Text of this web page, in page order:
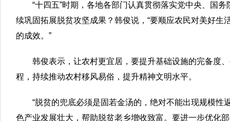
“十四五”时期，各地各部门认真贯彻落实党中央、国
续巩固拓展脱贫攻坚成果？韩俊说，“要顺应农民对美好
的成效。”
韩俊表示，让农村更宜居，要提升基础设施的完备度
程，持续推动农村移风易俗，提升精神文明水平。
“脱贫的兜底必须是固若金汤的，绝对不能出现规模
色产业发展壮大，帮助脱贫老乡增收致富。要进一步优化